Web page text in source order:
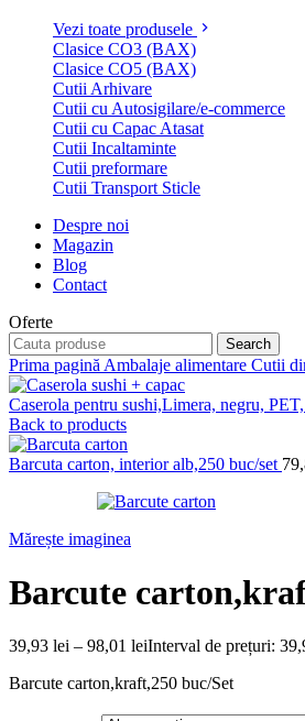
Vezi toate produsele
Clasice CO3 (BAX)
Clasice CO5 (BAX)
Cutii Arhivare
Cutii cu Autosigilare/e-commerce
Cutii cu Capac Atasat
Cutii Incaltaminte
Cutii preformare
Cutii Transport Sticle
Despre noi
Magazin
Blog
Contact
Oferte
Search
Prima pagină Ambalaje alimentare Cutii
Caserola pentru sushi,Limera, negru,
Back to products
Barcuta carton, interior alb,250 buc/set
Mărește imaginea
Barcute
39,93 lei – 98,01 leiInterval de prețuri:
Barcute carton,kraft,250 buc/Set